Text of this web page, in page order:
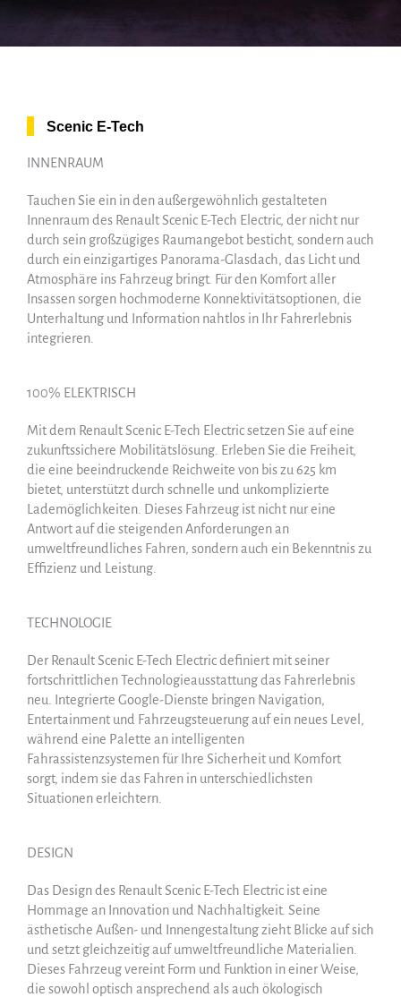
Scenic E-Tech
INNENRAUM
Tauchen Sie ein in den außergewöhnlich gestalteten
Innenraum des Renault Scenic E-Tech Electric, der nicht nur
durch sein großzügiges Raumangebot besticht, sondern auch
durch ein einzigartiges Panorama-Glasdach, das Licht und
Atmosphäre ins Fahrzeug bringt. Für den Komfort aller
Insassen sorgen hochmoderne Konnektivitätsoptionen, die
Unterhaltung und Information nahtlos in Ihr Fahrerlebnis
integrieren.
100% ELEKTRISCH
Mit dem Renault Scenic E-Tech Electric setzen Sie auf eine
zukunftssichere Mobilitätslösung. Erleben Sie die Freiheit,
die eine beeindruckende Reichweite von bis zu 625 km
bietet, unterstützt durch schnelle und unkomplizierte
Lademöglichkeiten. Dieses Fahrzeug ist nicht nur eine
Antwort auf die steigenden Anforderungen an
umweltfreundliches Fahren, sondern auch ein Bekenntnis zu
Effizienz und Leistung.
TECHNOLOGIE
Der Renault Scenic E-Tech Electric definiert mit seiner
fortschrittlichen Technologieausstattung das Fahrerlebnis
neu. Integrierte Google-Dienste bringen Navigation,
Entertainment und Fahrzeugsteuerung auf ein neues Level,
während eine Palette an intelligenten
Fahrassistenzsystemen für Ihre Sicherheit und Komfort
sorgt, indem sie das Fahren in unterschiedlichsten
Situationen erleichtern.
DESIGN
Das Design des Renault Scenic E-Tech Electric ist eine
Hommage an Innovation und Nachhaltigkeit. Seine
ästhetische Außen- und Innengestaltung zieht Blicke auf sich
und setzt gleichzeitig auf umweltfreundliche Materialien.
Dieses Fahrzeug vereint Form und Funktion in einer Weise,
die sowohl optisch ansprechend als auch ökologisch